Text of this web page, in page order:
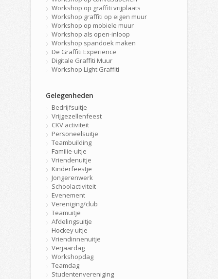
Workshop op graffiti vrijplaats
Workshop graffiti op eigen muur
Workshop op mobiele muur
Workshop als open-inloop
Workshop spandoek maken
De Graffiti Experience
Digitale Graffiti Muur
Workshop Light Graffiti
Gelegenheden
Bedrijfsuitje
Vrijgezellenfeest
CKV activiteit
Personeelsuitje
Teambuilding
Familie-uitje
Vriendenuitje
Kinderfeestje
Jongerenwerk
Schoolactiviteit
Evenement
Vereniging/club
Teamuitje
Afdelingsuitje
Hockey uitje
Vriendinnenuitje
Verjaardag
Workshopdag
Teamdag
Studentenvereniging